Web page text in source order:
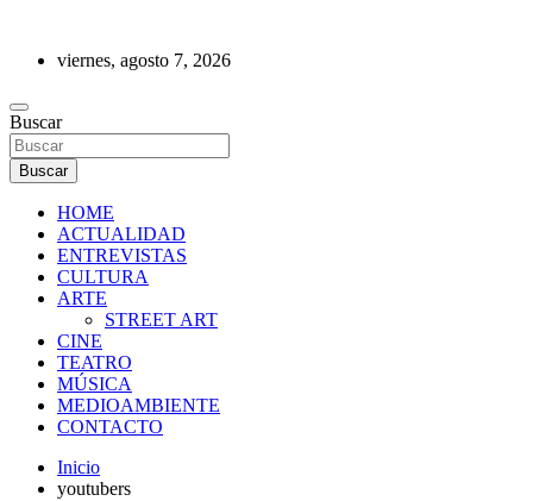
contenidoviernes, agosto 7, 2026
REVISTA DE PRENSA
Buscar
Buscar
HOME
ACTUALIDAD
ENTREVISTAS
CULTURA
ARTE
STREET ART
CINE
TEATRO
MÚSICA
MEDIOAMBIENTE
CONTACTO
Inicio
youtubers